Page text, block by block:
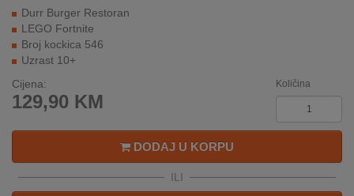
PONUDI
KONTAKT
KUPOVINA
NA
Durr Burger Restoran
LEGO Fortnite
Broj kockica 546
Uzrast 10+
Cijena:
129,90 KM
Količina
DODAJ U KORPU
ILI